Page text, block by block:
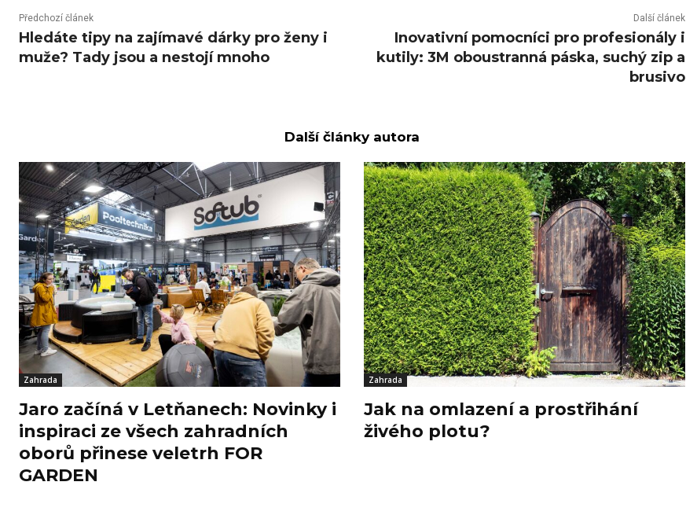
Předchozí článek
Hledáte tipy na zajímavé dárky pro ženy i
muže? Tady jsou a nestojí mnoho
Další článek
Inovativní pomocníci pro profesionály i
kutily: 3M oboustranná páska, suchý zip a
brusivo
Další články autora
Zahrada
Jaro začíná v Letňanech: Novinky i
inspiraci ze všech zahradních
oborů přinese veletrh FOR
GARDEN
Zahrada
Jak na omlazení a prostřihání
živého plotu?